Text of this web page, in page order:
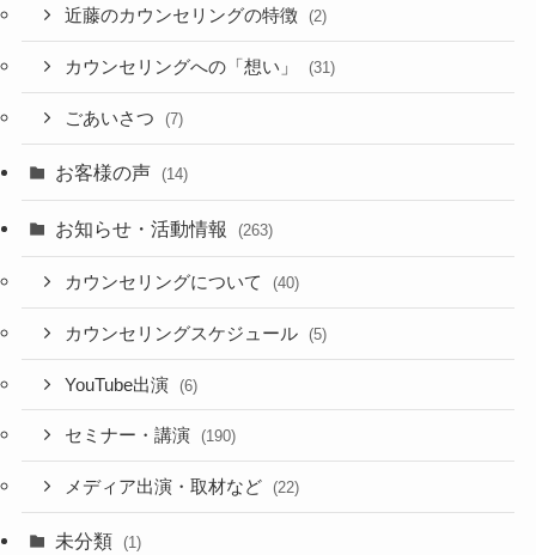
近藤のカウンセリングの特徴 (2)
カウンセリングへの「想い」 (31)
ごあいさつ (7)
お客様の声 (14)
お知らせ・活動情報 (263)
カウンセリングについて (40)
カウンセリングスケジュール (5)
YouTube出演 (6)
セミナー・講演 (190)
メディア出演・取材など (22)
未分類 (1)